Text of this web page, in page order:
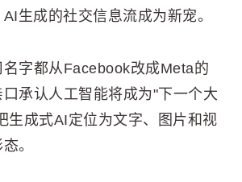
生成的社交信息流成为新宠。
字都从Facebook改成Meta的
承认人工智能将成为"下一个大
生成式AI定位为文字、图片和视
。